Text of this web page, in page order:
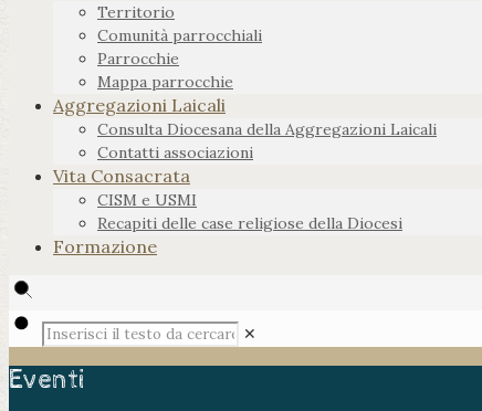
Territorio
Comunità parrocchiali
Parrocchie
Mappa parrocchie
Aggregazioni Laicali
Consulta Diocesana della Aggregazioni Laicali
Contatti associazioni
Vita Consacrata
CISM e USMI
Recapiti delle case religiose della Diocesi
Formazione
✕
Eventi